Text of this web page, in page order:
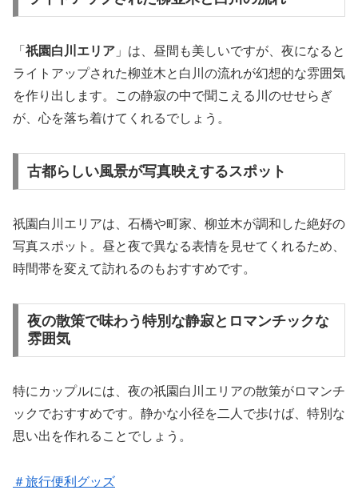
「 祇園白川エリア 」は、昼間も美しいですが、夜になると
ライトアップされた柳並木と白川の流れが幻想的な雰囲気
を作り出します。この静寂の中で聞こえる川のせせらぎ
が、心を落ち着けてくれるでしょう。
古都らしい風景が写真映えするスポット
祇園白川エリアは、石橋や町家、柳並木が調和した絶好の
写真スポット。昼と夜で異なる表情を見せてくれるため、
時間帯を変えて訪れるのもおすすめです。
夜の散策で味わう特別な静寂とロマンチックな
雰囲気
特にカップルには、夜の祇園白川エリアの散策がロマンチ
ックでおすすめです。静かな小径を二人で歩けば、特別な
思い出を作れることでしょう。
＃旅行便利グッズ